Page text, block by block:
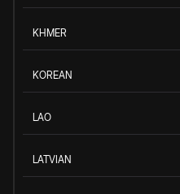
KHMER
KOREAN
LAO
LATVIAN